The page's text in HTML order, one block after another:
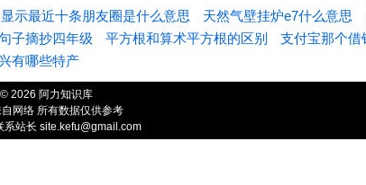
示最近十条朋友圈是什么意思 天然气壁挂炉e7什么意思
子摘抄四年级 平方根和算术平方根的区别 支付宝那个借
有哪些特产
© 2026 阿力知识库
网络 所有数据仅供参考
系站长 site.kefu@gmail.com